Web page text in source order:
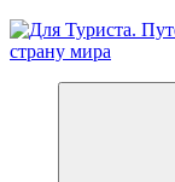
Новости туризма,